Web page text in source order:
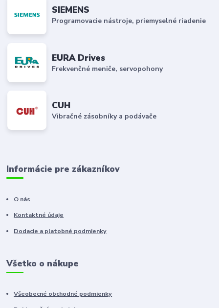
SIEMENS
Programovacie nástroje, priemyselné riadenie
EURA Drives
Frekvenčné meniče, servopohony
CUH
Vibračné zásobníky a podávače
Informácie pre zákazníkov
O nás
Kontaktné údaje
Dodacie a platobné podmienky
Všetko o nákupe
Všeobecné obchodné podmienky